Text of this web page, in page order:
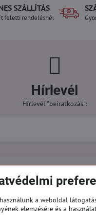
SZÁLLÍTÁS
feletti rendelésnél
Hírlevél
Hírlevél "beiratkozás":
a weboldal
elemzésére és a